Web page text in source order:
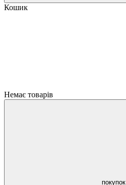
Кошик
Немає товарів
покупок